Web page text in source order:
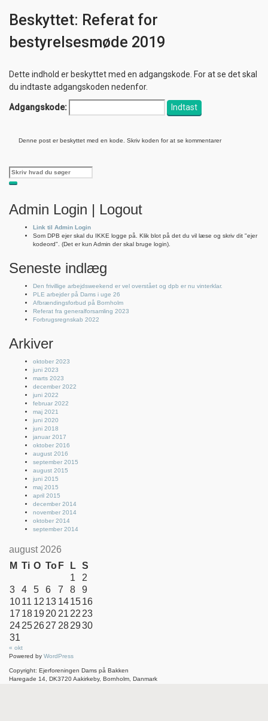
Beskyttet: Referat for
bestyrelsesmøde 2019
Dette indhold er beskyttet med en adgangskode. For at se det skal
du indtaste adgangskoden nedenfor.
Adgangskode:
Denne post er beskyttet med en kode. Skriv koden for at se kommentarer
Admin Login | Logout
Link til Admin Login
Som DPB ejer skal du IKKE logge på. Klik blot på det du vil læse og skriv dit "ejer
kodeord". (Det er kun Admin der skal bruge login).
Seneste indlæg
Den frivillige arbejdsweekend er vel overstået og dpb er nu vinterklar.
PLE arbejder på Dams i uge 26
Afbrændingsforbud på Bornholm
Referat fra generalforsamling 2023
Forbrugsregnskab 2022
Arkiver
oktober 2023
juni 2023
marts 2023
december 2022
juni 2022
februar 2022
maj 2021
juni 2020
juni 2018
januar 2017
oktober 2016
august 2016
september 2015
august 2015
juni 2015
maj 2015
april 2015
december 2014
november 2014
oktober 2014
september 2014
august 2026
M Ti O To F L S
1
2
3
4 5 6 7 8
9
1011 12 13 141516
17 181920 21 22 23
24252627 282930
31
« okt
Powered by WordPress
Copyright: Ejerforeningen Dams på Bakken
Haregade 14, DK3720 Aakirkeby, Bornholm, Danmark